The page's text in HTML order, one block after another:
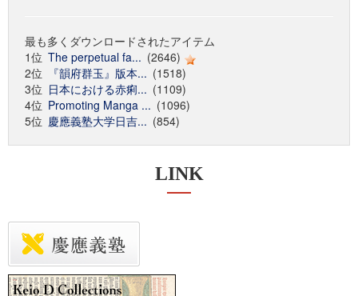
最も多くダウンロードされたアイテム
1位 The perpetual fa... (2646)
2位
『韻府群玉』版本... (1518)
3位 日本における赤痢... (1109)
4位 Promoting Manga ... (1096)
5位 慶應義塾大学日吉... (854)
LINK